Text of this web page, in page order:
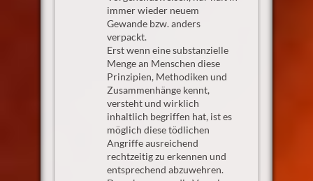
immer wieder neuem
Gewande bzw. anders
verpackt.
Erst wenn eine substanzielle
Menge an Menschen diese
Prinzipien, Methodiken und
Zusammenhänge kennt,
versteht und wirklich
inhaltlich begriffen hat, ist es
möglich diese tödlichen
Angriffe ausreichend
rechtzeitig zu erkennen und
entsprechend abzuwehren.